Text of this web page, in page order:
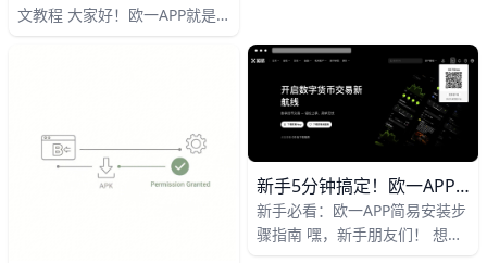
文教程 大家好！欧一APP就是
操作简单安全，非常适合新手。
跟着这篇教程，5分钟就能安装
好，马上开始你的投资之旅！
单。新手跟着这些步骤走，就能
安全快速上手，避免下载假冒
APP的风险。udn+1
新手5分钟搞定！欧一APP安装全攻略
新手必看：欧一APP简易安装步
骤指南 嘿，新手朋友们！ 想快